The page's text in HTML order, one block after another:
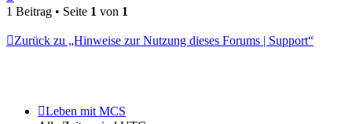
oben
1 Beitrag • Seite 1 von 1
Zurück zu „Hinweise zur Nutzung dieses Forums | Support“
Leben mit MCS